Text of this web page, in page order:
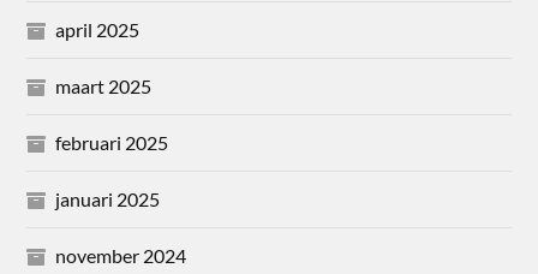
april 2025
maart 2025
februari 2025
januari 2025
november 2024